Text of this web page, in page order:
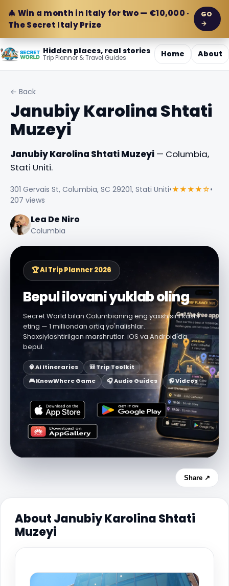
🎄 Win a month in Italy for two — €10,000 ·
The Secret Italy Prize
GO
→
Hidden places, real stories
Trip Planner & Travel Guides Home About
← Back
Janubiy Karolina Shtati
Muzeyi
Janubiy Karolina Shtati Muzeyi — Columbia,
Stati Uniti.
301 Gervais St, Columbia, SC 29201, Stati Uniti•★★★★☆•
207 views
Lea De Niro
Columbia
🏆 AI Trip Planner 2026
Bepul ilovani yuklab oling
Secret World bilan Columbianing eng yaxshisini kashf
eting — 1 milliondan ortiq yo'nalishlar.
Shaxsiylashtirilgan marshrutlar. iOS va Android'da
bepul.
🧠 AI Itineraries
🎒 Trip Toolkit
🎮 KnowWhere Game
🎧 Audio Guides 📹 Videos
Share ↗
About Janubiy Karolina Shtati
Muzeyi